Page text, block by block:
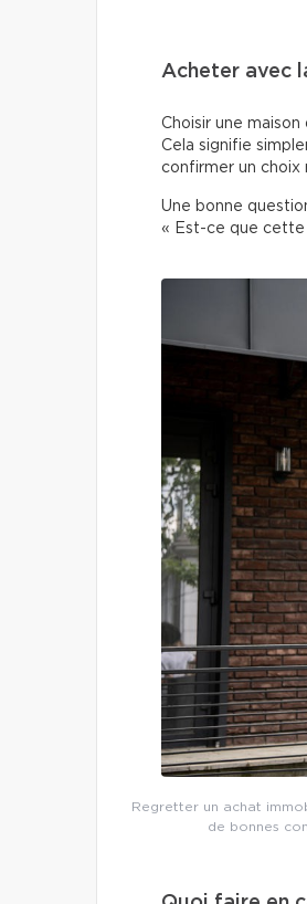
Acheter avec
Choisir une
Cela signifie
confirmer un choix
Une bonne
« Est-ce que cette
Regretter un achat
de bonnes